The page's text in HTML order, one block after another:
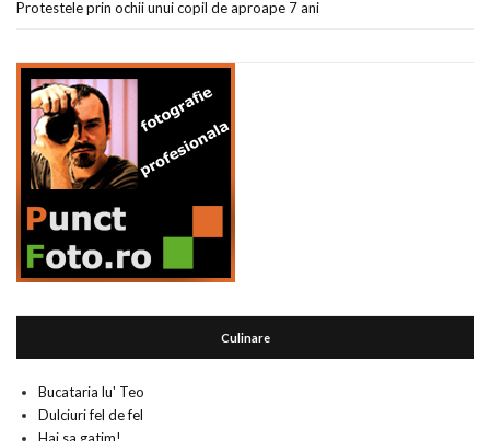
Protestele prin ochii unui copil de aproape 7 ani
Culinare
Bucataria lu' Teo
Dulciuri fel de fel